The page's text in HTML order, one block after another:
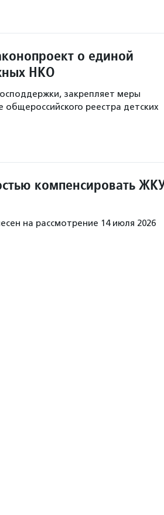
о единой
НКО
закрепляет меры
реестра детских
компенсировать
на рассмотрение 14 июля 2026